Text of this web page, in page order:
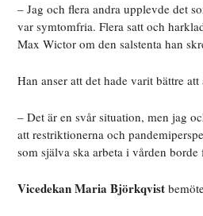
– Jag och flera andra upplevde det
var symtomfria. Flera satt och
Max Wictor om den salstenta han
Han anser att det hade varit bättre
– Det är en svår situation, men jag
att restriktionerna och
som själva ska arbeta i vården
Vicedekan Maria Björkqvist